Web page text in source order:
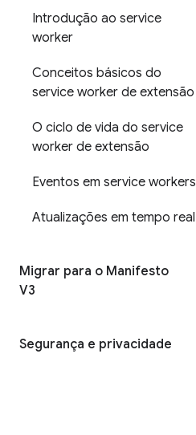
Introdução ao service
worker
Conceitos básicos do
service worker de extensão
O ciclo de vida do service
worker de extensão
Eventos em service workers
Atualizações em tempo real
Migrar para o Manifesto
V3
Segurança e privacidade